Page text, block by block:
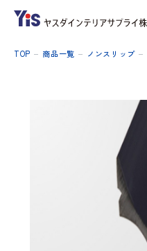
TOP 商品一覧 ノンスリップ